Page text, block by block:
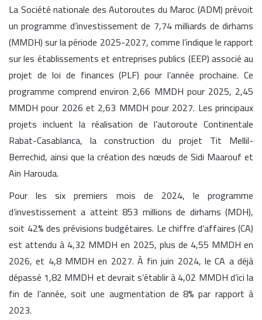
La Société nationale des Autoroutes du Maroc (ADM) prévoit
un programme d’investissement de 7,74 milliards de dirhams
(MMDH) sur la période 2025-2027, comme l’indique le rapport
sur les établissements et entreprises publics (EEP) associé au
projet de loi de finances (PLF) pour l’année prochaine. Ce
programme comprend environ 2,66 MMDH pour 2025, 2,45
MMDH pour 2026 et 2,63 MMDH pour 2027. Les principaux
projets incluent la réalisation de l’autoroute Continentale
Rabat-Casablanca, la construction du projet Tit Mellil-
Berrechid, ainsi que la création des nœuds de Sidi Maarouf et
Ain Harouda.
Pour les six premiers mois de 2024, le programme
d’investissement a atteint 853 millions de dirhams (MDH),
soit 42% des prévisions budgétaires. Le chiffre d’affaires (CA)
est attendu à 4,32 MMDH en 2025, plus de 4,55 MMDH en
2026, et 4,8 MMDH en 2027. À fin juin 2024, le CA a déjà
dépassé 1,82 MMDH et devrait s’établir à 4,02 MMDH d’ici la
fin de l’année, soit une augmentation de 8% par rapport à
2023.